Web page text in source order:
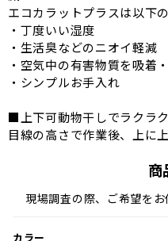
エコカラットプラスは以下
・丁度いい湿度
・生活臭などのニオイ軽減
・空気中の有害物質を吸着
・シンプルお手入れ
■上下可動物干しでラクラク
目線の高さで作業後、上に
商
現場調査の際、ご希望をお
カラー